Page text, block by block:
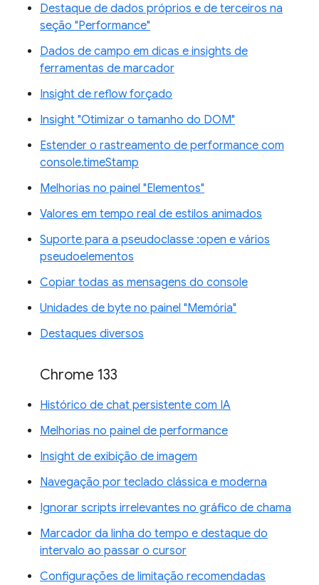
Destaque de dados próprios e de terceiros na
seção "Performance"
Dados de campo em dicas e insights de
ferramentas de marcador
Insight de reflow forçado
Insight "Otimizar o tamanho do DOM"
Estender o rastreamento de performance com
console.timeStamp
Melhorias no painel "Elementos"
Valores em tempo real de estilos animados
Suporte para a pseudoclasse :open e vários
pseudoelementos
Copiar todas as mensagens do console
Unidades de byte no painel "Memória"
Destaques diversos
Chrome 133
Histórico de chat persistente com IA
Melhorias no painel de performance
Insight de exibição de imagem
Navegação por teclado clássica e moderna
Ignorar scripts irrelevantes no gráfico de chama
Marcador da linha do tempo e destaque do
intervalo ao passar o cursor
Configurações de limitação recomendadas